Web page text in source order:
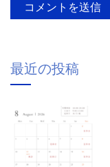
最近の投稿